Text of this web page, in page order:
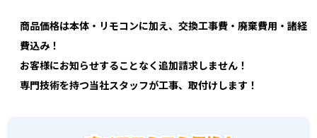
商品価格は本体・リモコンに加え、交換工事費・廃棄費用・諸経
費込み！
お客様にお知らせすることなく追加請求しません！
専門技術を持つ当社スタッフが工事、取付けします！